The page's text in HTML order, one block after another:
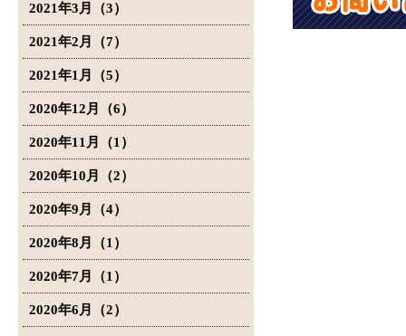
2021年3月（3）
2021年2月（7）
2021年1月（5）
2020年12月（6）
2020年11月（1）
2020年10月（2）
2020年9月（4）
2020年8月（1）
2020年7月（1）
2020年6月（2）